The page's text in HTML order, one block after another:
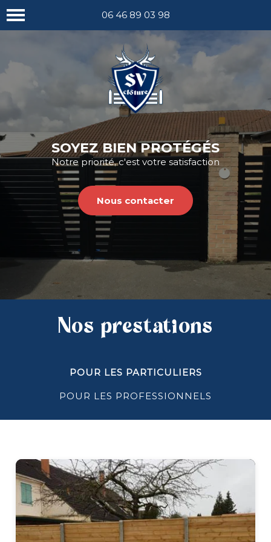
06 46 89 03 98
SOYEZ BIEN PROTÉGÉS
Notre priorité, c'est votre satisfaction
Nous contacter
Nos prestations
POUR LES PARTICULIERS
POUR LES PROFESSIONNELS